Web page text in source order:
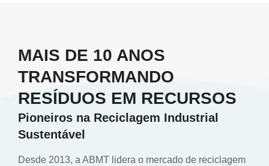
MAIS DE 10 ANOS
TRANSFORMANDO
RESÍDUOS EM RECURSOS
Pioneiros na Reciclagem Industrial
Sustentável
Desde 2013, a ABMT lidera o mercado de reciclagem